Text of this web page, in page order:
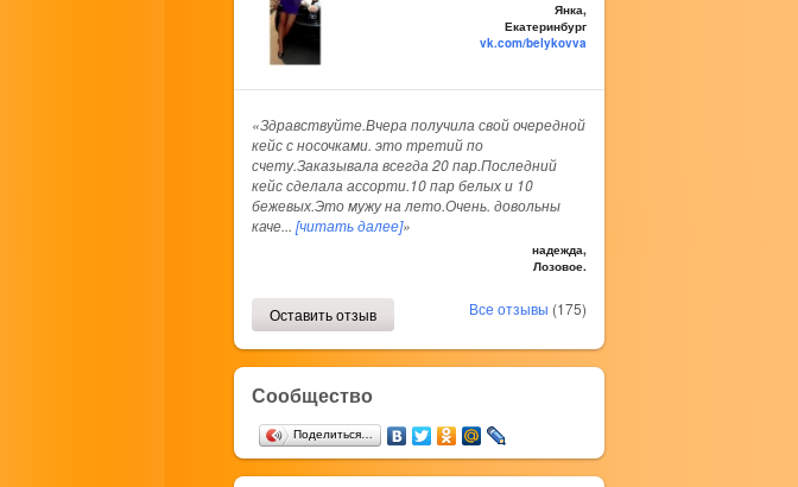
Янка,
Екатеринбург
vk.com/belykovva
«Здравствуйте.Вчера получила свой очередной
кейс с носочками. это третий по
счету.Заказывала всегда 20 пар.Последний
кейс сделала ассорти.10 пар белых и 10
бежевых.Это мужу на лето.Очень. довольны
каче... [читать далее]»
надежда,
Лозовое.
Оставить отзыв Все отзывы (175)
Сообщество
Поделиться…